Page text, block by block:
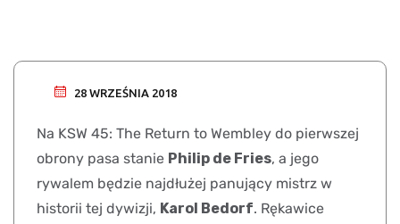
28 WRZEŚNIA 2018
Na KSW 45: The Return to Wembley do pierwszej
obrony pasa stanie Philip de Fries, a jego
rywalem będzie najdłużej panujący mistrz w
historii tej dywizji, Karol Bedorf. Rękawice